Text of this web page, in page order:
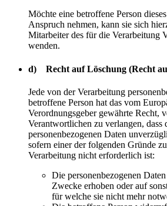
Möchte eine betroffene Person
Anspruch nehmen, kann sie sich
Mitarbeiter des für die Verarbeitung
wenden.
d) Recht auf Löschung (Recht
Jede von der Verarbeitung
betroffene Person hat das vom
Verordnungsgeber gewährte Recht,
Verantwortlichen zu verlangen, dass
personenbezogenen Daten
sofern einer der folgenden Gründe
Verarbeitung nicht erforderlich ist:
Die personenbezogenen
Zwecke erhoben oder auf
für welche sie nicht mehr